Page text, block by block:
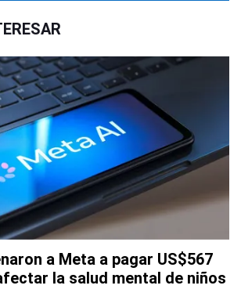
a Meta a pagar US$567
la salud mental de niños